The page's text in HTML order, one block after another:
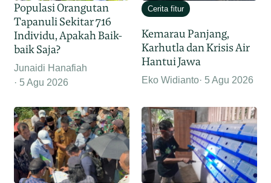
Populasi Orangutan
Tapanuli Sekitar 716
Individu, Apakah Baik-
baik Saja?
Junaidi Hanafiah
5 Agu 2026
Cerita fitur
Kemarau Panjang,
Karhutla dan Krisis Air
Hantui Jawa
Eko Widianto 5 Agu 2026